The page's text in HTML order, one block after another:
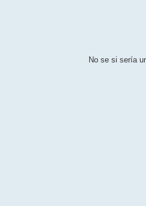
No se si sería